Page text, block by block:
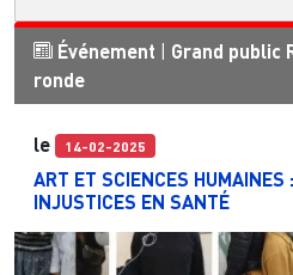
Événement | Grand public
ronde
le 14-02-2025
ART ET SCIENCES HUMAINES
INJUSTICES EN SANTÉ